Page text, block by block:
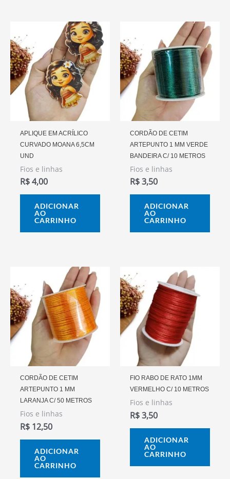
APLIQUE EM ACRÍLICO
CURVADO MOANA 6,5CM
UND
Fios e linhas
R$4,00
ADICIONAR
AO
CARRINHO
CORDÃO DE CETIM
ARTEPUNTO 1 MM VERDE
BANDEIRA C/ 10 METROS
Fios e linhas
R$3,50
ADICIONAR
AO
CARRINHO
CORDÃO DE CETIM
ARTEPUNTO 1 MM
LARANJA C/ 50 METROS
Fios e linhas
R$ 12,50
ADICIONAR
AO
CARRINHO
FIO RABO DE RATO 1MM
VERMELHO C/ 10 METROS
Fios e linhas
R$3,50
ADICIONAR
AO
CARRINHO